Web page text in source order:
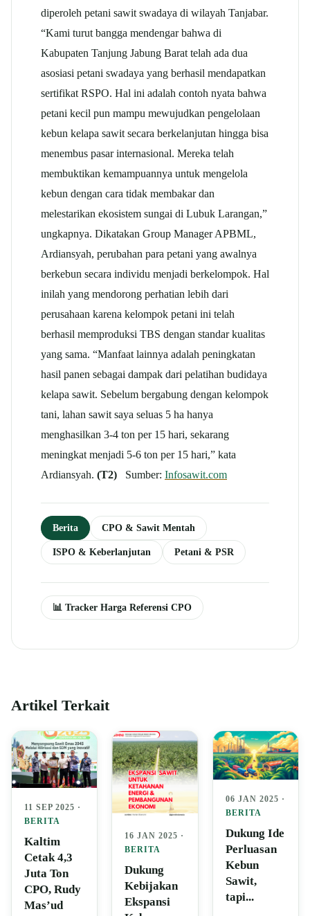
diperoleh petani sawit swadaya di wilayah Tanjabar.
“Kami turut bangga mendengar bahwa di
Kabupaten Tanjung Jabung Barat telah ada dua
asosiasi petani swadaya yang berhasil mendapatkan
sertifikat RSPO. Hal ini adalah contoh nyata bahwa
petani kecil pun mampu mewujudkan pengelolaan
kebun kelapa sawit secara berkelanjutan hingga bisa
menembus pasar internasional. Mereka telah
membuktikan kemampuannya untuk mengelola
kebun dengan cara tidak membakar dan
melestarikan ekosistem sungai di Lubuk Larangan,”
ungkapnya. Dikatakan Group Manager APBML,
Ardiansyah, perubahan para petani yang awalnya
berkebun secara individu menjadi berkelompok. Hal
inilah yang mendorong perhatian lebih dari
perusahaan karena kelompok petani ini telah
berhasil memproduksi TBS dengan standar kualitas
yang sama. “Manfaat lainnya adalah peningkatan
hasil panen sebagai dampak dari pelatihan budidaya
kelapa sawit. Sebelum bergabung dengan kelompok
tani, lahan sawit saya seluas 5 ha hanya
menghasilkan 3-4 ton per 15 hari, sekarang
meningkat menjadi 5-6 ton per 15 hari,” kata
Ardiansyah. (T2) Sumber: Infosawit.com
Berita CPO & Sawit Mentah
ISPO & Keberlanjutan Petani & PSR
📊 Tracker Harga Referensi CPO
Artikel Terkait
11 SEP 2025 ·
BERITA
Kaltim
Cetak 4,3
Juta Ton
CPO, Rudy
Mas’ud
16 JAN 2025 ·
BERITA
Dukung
Kebijakan
Ekspansi
06 JAN 2025 ·
BERITA
Dukung Ide
Perluasan
Kebun
Sawit,
tapi...